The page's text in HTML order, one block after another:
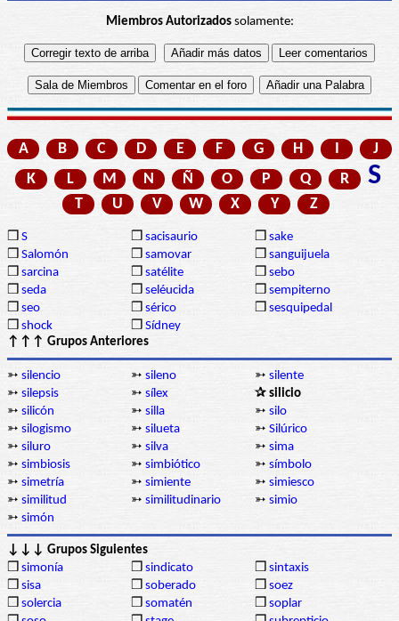
Miembros Autorizadossolamente:
A B C D E F G H I
J
K
L M N Ñ O P Q R S
T U V W X Y Z
❒ S ❒ sacisaurio ❒ sake
❒ Salomón ❒ samovar ❒ sanguijuela
❒ sarcina ❒ satélite ❒ sebo
❒ seda ❒ seléucida ❒ sempiterno
❒ seo ❒ sérico ❒ sesquipedal
❒ shock ❒ Sídney
↑↑↑ Grupos Anteriores
➳ silencio ➳ sileno ➳ silente
➳ silepsis ➳ sílex
✰ silicio
➳ silicón ➳ silla ➳ silo
➳ silogismo ➳ silueta ➳ Silúrico
➳ siluro ➳ silva ➳ sima
➳ simbiosis ➳ simbiótico ➳ símbolo
➳ simetría ➳ simiente ➳ simiesco
➳ similitud ➳ similitudinario ➳ simio
➳ simón
↓↓↓ Grupos Siguientes
❒ simonía ❒ sindicato ❒ sintaxis
❒ sisa ❒ soberado ❒ soez
❒ solercia ❒ somatén ❒ soplar